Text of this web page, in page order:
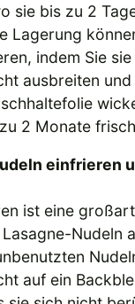
sie bis zu 2
Lagerung
indem Sie
ausbreiten
2 Monate
einfrieren
ist eine
Nudeln
auf ein